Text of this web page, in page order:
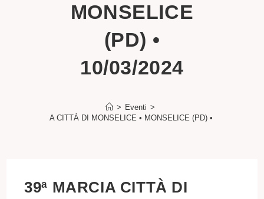
MONSELICE
(PD) •
10/03/2024
> Eventi >
39ª MARCIA CITTÀ DI MONSELICE • MONSELICE (PD) • 10/03/2024
39ª MARCIA CITTÀ DI